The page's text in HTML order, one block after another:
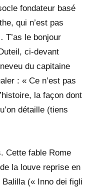
fondateur basé
qui n’est pas
le bonjour
ci-devant
du capitaine
: « Ce n’est pas
la façon dont
détaille (tiens
Cette fable Rome
la louve reprise en
Balilla (« Inno dei figli